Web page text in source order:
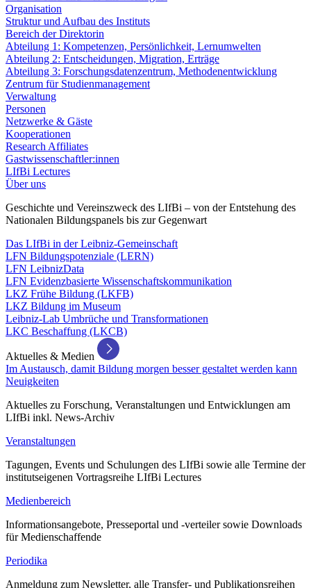
Organisation
Struktur und Aufbau des Instituts
Bereich der Direktorin
Abteilung 1: Kompetenzen, Persönlichkeit, Lernumwelten
Abteilung 2: Entscheidungen, Migration, Erträge
Abteilung 3: Forschungsdatenzentrum, Methodenentwicklung
Zentrum für Studienmanagement
Verwaltung
Personen
Netzwerke & Gäste
Kooperationen
Research Affiliates
Gastwissenschaftler:innen
LIfBi Lectures
Über uns
Geschichte und Vereinszweck des LIfBi – von der Entstehung des
Nationalen Bildungspanels bis zur Gegenwart
Das LIfBi in der Leibniz-Gemeinschaft
LFN Bildungspotenziale (LERN)
LFN LeibnizData
LFN Evidenzbasierte Wissenschaftskommunikation
LKZ Frühe Bildung (LKFB)
LKZ Bildung im Museum
Leibniz-Lab Umbrüche und Transformationen
LKC Beschaffung (LKCB)
Aktuelles & Medien
Im Austausch, damit Bildung morgen besser gestaltet werden kann
Neuigkeiten
Aktuelles zu Forschung, Veranstaltungen und Entwicklungen am
LIfBi inkl. News-Archiv
Veranstaltungen
Tagungen, Events und Schulungen des LIfBi sowie alle Termine der
institutseigenen Vortragsreihe LIfBi Lectures
Medienbereich
Informationsangebote, Presseportal und -verteiler sowie Downloads
für Medienschaffende
Periodika
Anmeldung zum Newsletter, alle Transfer- und Publikationsreihen